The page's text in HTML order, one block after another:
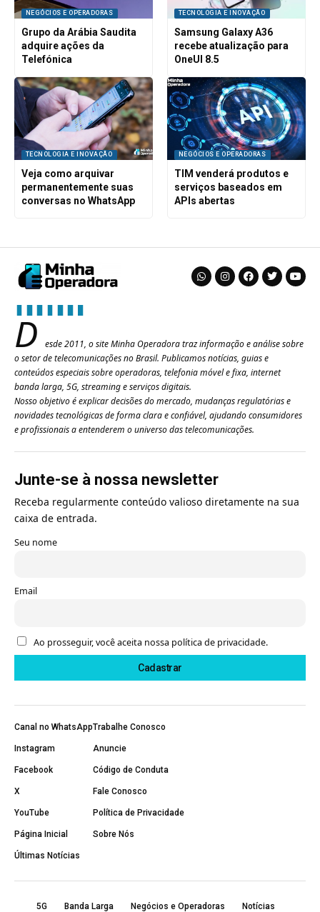
NEGÓCIOS E OPERADORAS
Grupo da Arábia Saudita
adquire ações da
Telefónica
TECNOLOGIA E INOVAÇÃO
Samsung Galaxy A36
recebe atualização para
OneUI 8.5
TECNOLOGIA E INOVAÇÃO
Veja como arquivar
permanentemente suas
conversas no WhatsApp
NEGÓCIOS E OPERADORAS
TIM venderá produtos e
serviços baseados em
APIs abertas
D
esde 2011, o site Minha Operadora traz informação e análise sobre
o setor de telecomunicações no Brasil. Publicamos notícias, guias e
conteúdos especiais sobre operadoras, telefonia móvel e fixa, internet
banda larga, 5G, streaming e serviços digitais.
Nosso objetivo é explicar decisões do mercado, mudanças regulatórias e
novidades tecnológicas de forma clara e confiável, ajudando consumidores
e profissionais a entenderem o universo das telecomunicações.
Junte-se à nossa newsletter
Receba regularmente conteúdo valioso diretamente na sua
caixa de entrada.
Seu nome
Email
Ao prosseguir, você aceita nossa política de privacidade.
Canal no WhatsApp
Instagram
Facebook
X
YouTube
Página Inicial
Últimas Notícias
Trabalhe Conosco
Anuncie
Código de Conduta
Fale Conosco
Política de Privacidade
Sobre Nós
5G Banda Larga Negócios e Operadoras Notícias